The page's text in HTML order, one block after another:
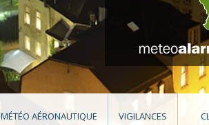
MÉTÉO AÉRONAUTIQUE VIGILANCES